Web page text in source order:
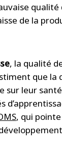
qualité
de la
, la qualité
que la
sur leur
, qui